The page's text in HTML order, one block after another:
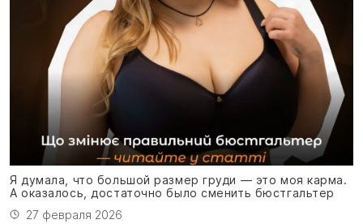
Я думала, что большой размер груди — это моя карма.
А оказалось, достаточно было сменить бюстгальтер
27 февраля 2026